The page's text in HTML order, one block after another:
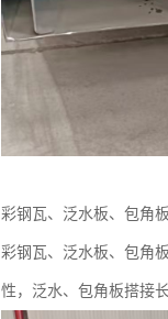
彩钢瓦、泛水板、包角板
彩钢瓦、泛水板、包角
性，泛水、包角板搭接